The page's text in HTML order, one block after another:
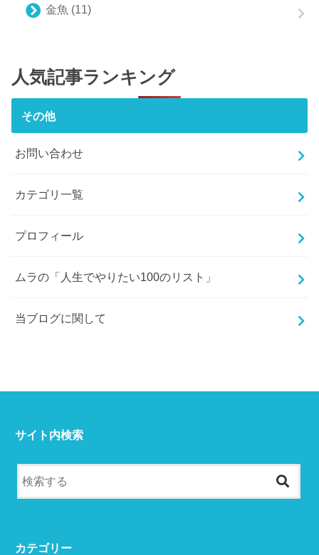
金魚 (11)
人気記事ランキング
その他
お問い合わせ
カテゴリ一覧
プロフィール
ムラの「人生でやりたい100のリスト」
当ブログに関して
サイト内検索
カテゴリー